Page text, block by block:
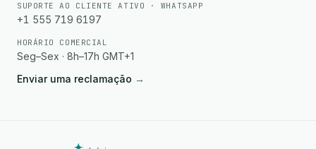
SUPORTE AO CLIENTE ATIVO · WHATSAPP
+1 555 719 6197
HORÁRIO COMERCIAL
Seg–Sex · 8h–17h GMT+1
Enviar uma reclamação →